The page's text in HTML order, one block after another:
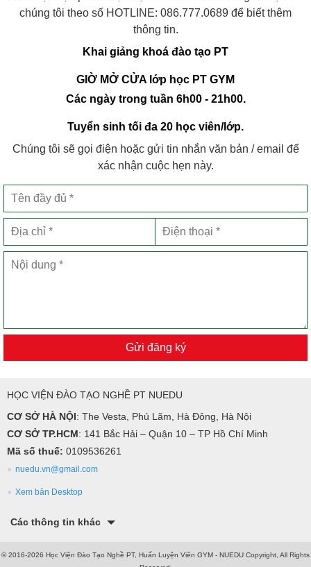
chúng tôi theo số HOTLINE: 086.777.0689 để biết thêm
thông tin.
Khai giảng khoá đào tạo PT
GIỜ MỞ CỬA lớp học PT GYM
Các ngày trong tuần 6h00 - 21h00.
Tuyển sinh tối đa 20 học viên/lớp.
Chúng tôi sẽ gọi điện hoặc gửi tin nhắn văn bản / email để
xác nhận cuộc hẹn này.
Gửi đăng ký
HỌC VIỆN ĐÀO TẠO NGHỀ PT NUEDU
CƠ SỞ HÀ NỘI: The Vesta, Phú Lãm, Hà Đông, Hà Nội
CƠ SỞ TP.HCM: 141 Bắc Hải – Quận 10 – TP Hồ Chí Minh
Mã số thuế: 0109536261
nuedu.vn@gmail.com
Xem bản Desktop
Các thông tin khác
© 2016-2026 Học Viện Đào Tạo Nghề PT, Huấn Luyện Viên GYM - NUEDU Copyright, All Rights